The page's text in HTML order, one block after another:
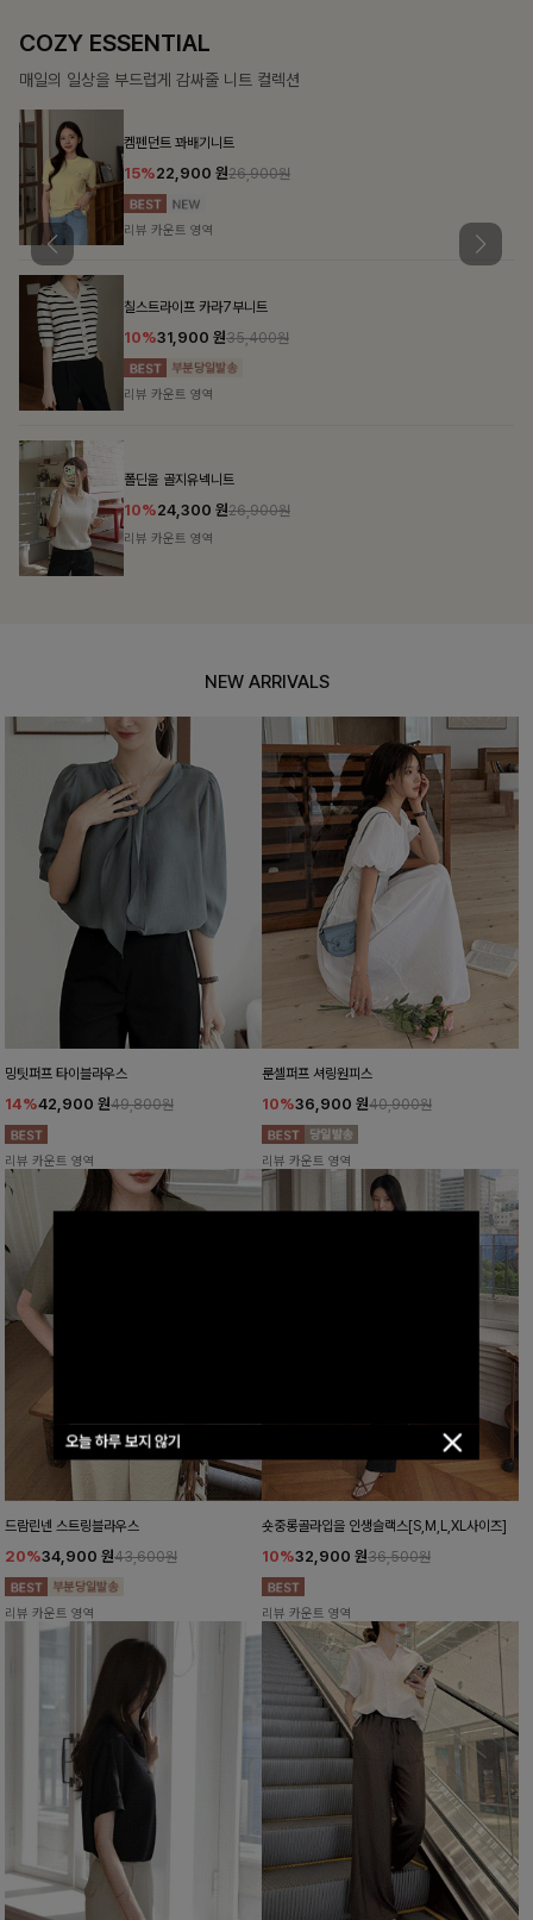
오늘 하루 보지 않기
COZY ESSENTIAL
매일의 일상을 부드럽게 감싸줄 니트 컬렉션
켐펜던트 꽈배기니트
15%22,900 원26,900원
리뷰 카운트 영역
칠스트라이프 카라7부니트
10%31,900 원35,400원
리뷰 카운트 영역
폴딘울 골지유넥니트
10%24,300 원26,900원
리뷰 카운트 영역
NEW ARRIVALS
밍팃퍼프 타이블라우스
14%42,900 원49,800원
리뷰 카운트 영역
룬셀퍼프 셔링원피스
10%36,900 원40,900원
리뷰 카운트 영역
드람린넨 스트링블라우스
20%34,900 원43,600원
리뷰 카운트 영역
숏중롱골라입을 인생슬랙스[S,M,L,XL사이즈]
10%32,900 원36,500원
리뷰 카운트 영역